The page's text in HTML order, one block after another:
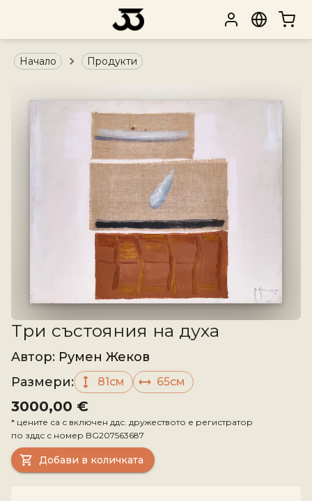
Начало Продукти
Три състояния на духа
Aвтор: Румен Жеков
Размери: 81см 65см
3000,00 €
* цените са с включен ддс. дружеството е регистратор
по зддс с номер BG207563687
Добави в количката